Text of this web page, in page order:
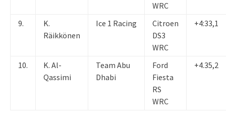
WRC
9.
K.
Räikkönen
Ice 1 Racing
Citroen
DS3
WRC
+4:33,1
10.
K. Al-
Qassimi
Team Abu
Dhabi
Ford
Fiesta
RS
WRC
+4.35,2